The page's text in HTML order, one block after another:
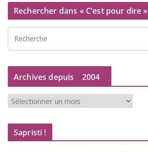
Rechercher dans « C’est pour dire »
Archives depuis 2004
c
Sapristi !